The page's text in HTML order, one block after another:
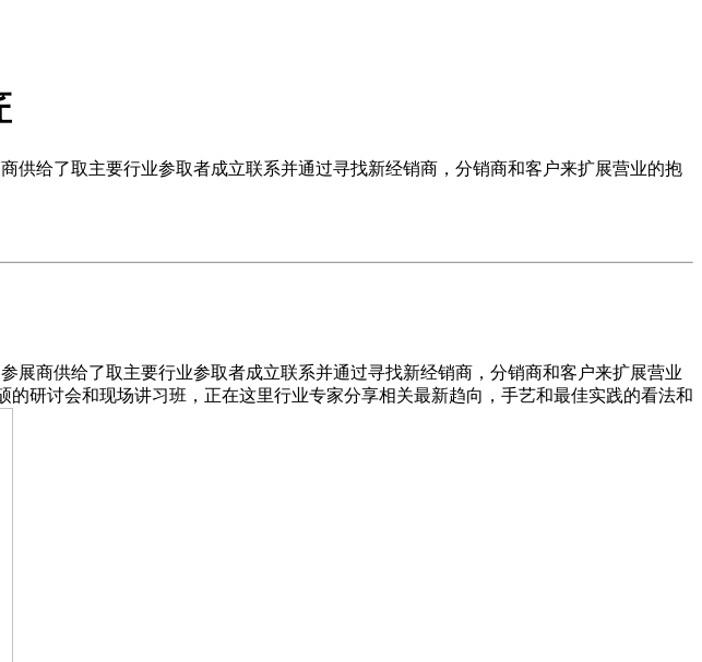
供给了取主要行业参取者成立联系并通过寻找新经销商，分销商和客户来扩展营业的抱
商供给了取主要行业参取者成立联系并通过寻找新经销商，分销商和客户来扩展营业
研讨会和现场讲习班，正在这里行业专家分享相关最新趋向，手艺和最佳实践的看法和